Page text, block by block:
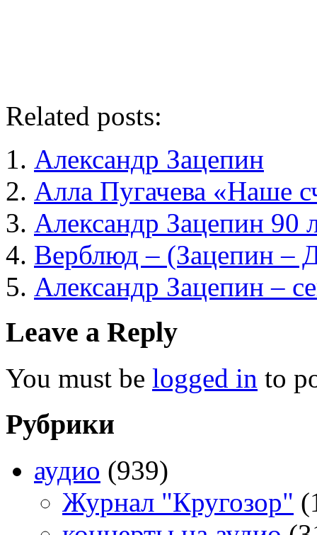
Related posts:
Александр Зацепин
Алла Пугачева «Наше
Александр Зацепин 90
Верблюд – (Зацепин –
Александр Зацепин –
Leave a Reply
You must be logged in to
Рубрики
аудио (939)
Журнал "Кругозор"